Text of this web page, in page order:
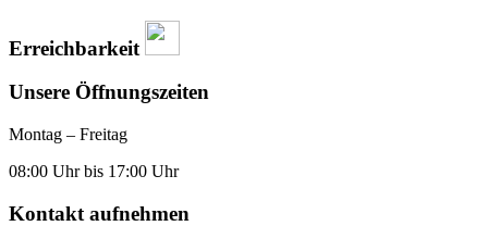
Erreichbarkeit
Unsere Öffnungszeiten
Montag – Freitag
08:00 Uhr bis 17:00 Uhr
Kontakt aufnehmen